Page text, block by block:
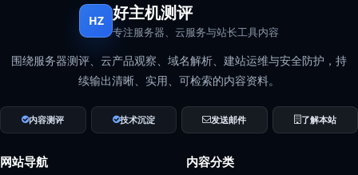
HZ 好主机测评
专注服务器、云服务与站长工具内容
围绕服务器测评、云产品观察、域名解析、建站运维与安全防护，持
续输出清晰、实用、可检索的内容资料。
内容测评 技术沉淀 发送邮件 了解本站
网站导航 内容分类